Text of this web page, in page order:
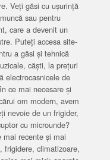
Veți găsi cu ușurință
sau pentru
care a devenit un
Puteți accesa site-
a găsi și tehnică
căști, la prețuri
electrocasnicele de
ce mai necesare și
om modern, avem
nevoie de un frigider,
cu microunde?
mai recente și mai
frigidere, climatizoare,